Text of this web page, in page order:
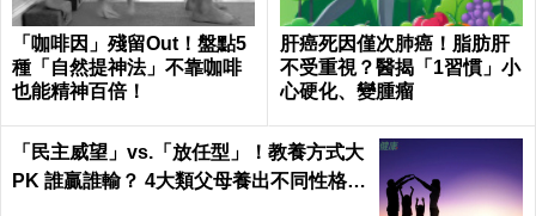
「咖啡因」殘留Out！盤點5
種「自然提神法」不靠咖啡
也能精神百倍！
肝癌死因僅次肺癌！脂肪肝
不受重視？醫揭「1習慣」小
心硬化、變腫瘤
「民主威望」vs.「放任型」！教養方式大
PK 誰贏誰輸？ 4大類父母養出不同性格的